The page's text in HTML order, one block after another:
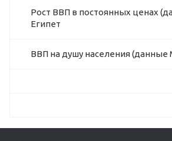
Рост ВВП в постоянных ценах
Египет
ВВП на душу населения